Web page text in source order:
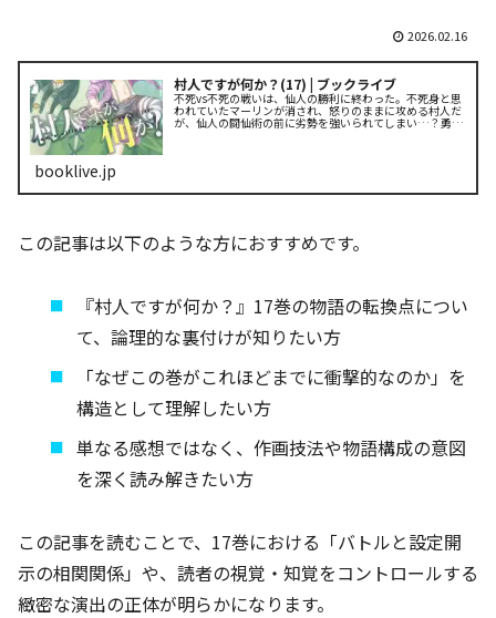
2026.02.16
村人ですが何か？(17) | ブックライブ
不死vs不死の戦いは、仙人の勝利に終わった。不死身と思
われていたマーリンが消され、怒りのままに攻める村人だ
が、仙人の闘仙術の前に劣勢を強いられてしまい…？勇者
booklive.jp
この記事は以下のような方におすすめです。
『村人ですが何か？』17巻の物語の転換点につい
て、論理的な裏付けが知りたい方
「なぜこの巻がこれほどまでに衝撃的なのか」を
構造として理解したい方
単なる感想ではなく、作画技法や物語構成の意図
を深く読み解きたい方
この記事を読むことで、17巻における「バトルと設定開
示の相関関係」や、読者の視覚・知覚をコントロールする
緻密な演出の正体が明らかになります。